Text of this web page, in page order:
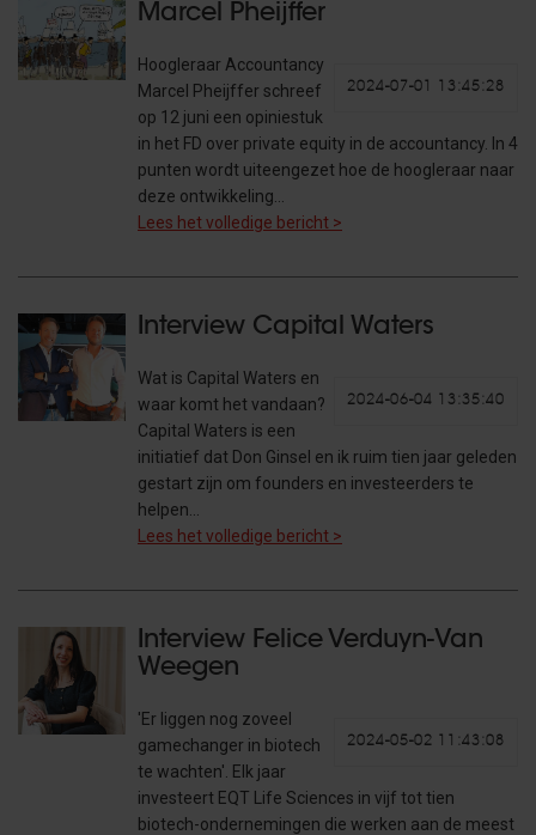
Marcel Pheijffer
2024-07-01 13:45:28
Hoogleraar Accountancy
Marcel Pheijffer schreef
op 12 juni een opiniestuk
in het FD over private equity in de accountancy. In 4
punten wordt uiteengezet hoe de hoogleraar naar
deze ontwikkeling…
Lees het volledige bericht >
Interview Capital Waters
2024-06-04 13:35:40
Wat is Capital Waters en
waar komt het vandaan?
Capital Waters is een
initiatief dat Don Ginsel en ik ruim tien jaar geleden
gestart zijn om founders en investeerders te
helpen…
Lees het volledige bericht >
Interview Felice Verduyn-Van
Weegen
2024-05-02 11:43:08
'Er liggen nog zoveel
gamechanger in biotech
te wachten'. Elk jaar
investeert EQT Life Sciences in vijf tot tien
biotech-ondernemingen die werken aan de meest